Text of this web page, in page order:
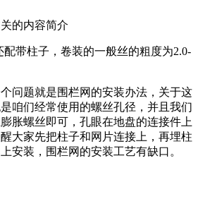
的内容简介
带柱子，卷装的一般丝的粗度为2.0-
问题就是围栏网的安装办法，关于这
咱们经常使用的螺丝孔径，并且我们
胀螺丝即可，孔眼在地盘的连接件上
大家先把柱子和网片连接上，再埋柱
安装，围栏网的安装工艺有缺口。